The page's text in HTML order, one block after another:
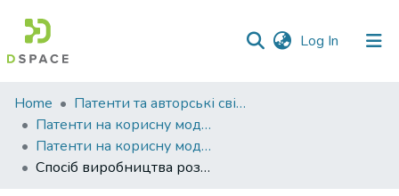
Log In (current)
Communities
&
Collections
All of DSpace
Home
Патенти та авторські свідоцтва
Патенти на корисну модель
Патенти на корисну модель_2024
Спосіб виробництва розсільного сиру з козиного молока